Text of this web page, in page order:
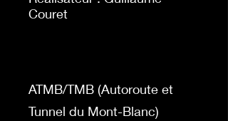
Couret
ATMB/TMB (Autoroute et
Tunnel du Mont-Blanc)